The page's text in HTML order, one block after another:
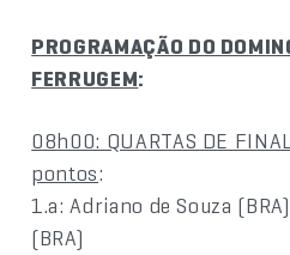
PROGRAMAÇÃO DO
FERRUGEM:
08h00: QUARTAS DE
pontos:
1.a: Adriano de Souza
(BRA)